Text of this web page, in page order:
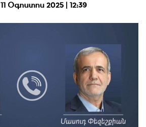
11 Օգոստոս 2025 | 12:39